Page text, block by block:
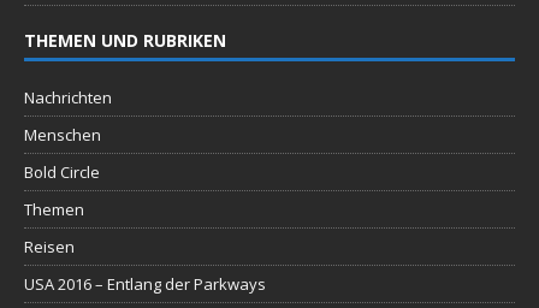
THEMEN UND RUBRIKEN
Nachrichten
Menschen
Bold Circle
Themen
Reisen
USA 2016 – Entlang der Parkways